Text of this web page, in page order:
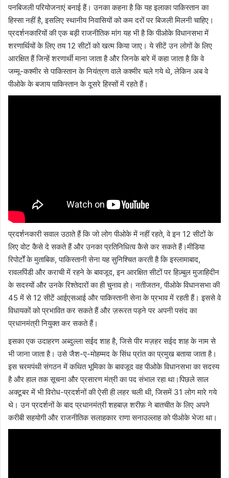
पनबिजली परियोजनाएं बनाई हैं। उनका कहना है कि यह इलाका पाकिस्तान का
हिस्सा नहीं है, इसलिए स्थानीय निवासियों को कम दरों पर बिजली मिलनी चाहिए।
प्रदर्शनकारियों की एक बड़ी राजनीतिक मांग यह भी है कि पीओके विधानसभा में
शरणार्थियों के लिए तय 12 सीटों को खत्म किया जाए। ये सीटें उन लोगों के लिए
आरक्षित हैं जिन्हें शरणार्थी माना जाता है और जिनके बारे में कहा जाता है कि वे
जम्मू-कश्मीर से पाकिस्तान के नियंत्रण वाले कश्मीर चले गये थे, लेकिन अब वे
पीओके के बजाय पाकिस्तान के दूसरे हिस्सों में रहते हैं।
प्रदर्शनकारी सवाल उठाते हैं कि जो लोग पीओके में नहीं रहते, वे इन 12 सीटों के
लिए वोट कैसे दे सकते हैं और उनका प्रतिनिधित्व कैसे कर सकते हैं।मीडिया
रिपोर्टों के मुताबिक, पाकिस्तानी सेना यह सुनिश्चित करती है कि इस्लामाबाद,
रावलपिंडी और कराची में रहने के बावजूद, इन आरक्षित सीटों पर हिज़्बुल मुजाहिदीन
के सदस्यों और उनके रिश्तेदारों का ही चुनाव हो। नतीजतन, पीओके विधानसभा की
45 में से 12 सीटें आईएसआई और पाकिस्तानी सेना के प्रभाव में रहती हैं। इससे वे
विधायकों को प्रभावित कर सकते हैं और ज़रूरत पड़ने पर अपनी पसंद का
प्रधानमंत्री नियुक्त कर सकते हैं।
इसका एक उदाहरण अब्दुल्ला सईद शाह है, जिसे पीर मज़हर सईद शाह के नाम से
भी जाना जाता है। उसे जैश-ए-मोहम्मद के सिंध प्रांत का प्रमुख बताया जाता है।
इस चरमपंथी संगठन में कथित भूमिका के बावजूद वह पीओके विधानसभा का सदस्य
है और हाल तक सूचना और प्रसारण मंत्री का पद संभाल रहा था।पिछले साल
अक्टूबर में भी विरोध-प्रदर्शनों की ऐसी ही लहर चली थी, जिसमें 31 लोग मारे गये
थे। उन प्रदर्शनों के बाद प्रधानमंत्री शहबाज़ शरीफ़ ने बातचीत के लिए अपने
करीबी सहयोगी और राजनीतिक सलाहकार राणा सनाउल्लाह को पीओके भेजा था।